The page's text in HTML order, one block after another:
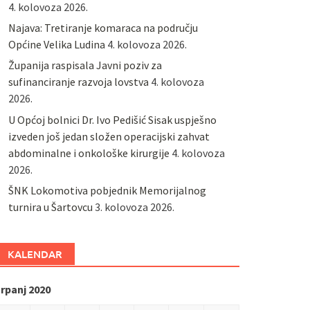
4. kolovoza 2026.
Najava: Tretiranje komaraca na području
Općine Velika Ludina 4. kolovoza 2026.
Županija raspisala Javni poziv za
sufinanciranje razvoja lovstva 4. kolovoza
2026.
U Općoj bolnici Dr. Ivo Pedišić Sisak uspješno
izveden još jedan složen operacijski zahvat
abdominalne i onkološke kirurgije 4. kolovoza
2026.
ŠNK Lokomotiva pobjednik Memorijalnog
turnira u Šartovcu 3. kolovoza 2026.
KALENDAR
2020